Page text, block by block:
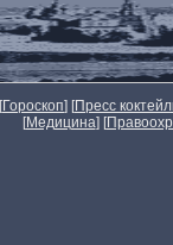
[Гороскоп] [Пресс
[Медицина] [